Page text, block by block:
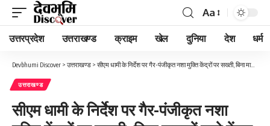
Font
Resizer
Aa
उत्तरप्रदेश उत्तराखण्ड क्राइम खेल दुनिया देश धर्म
Devbhumi Discover > उत्तराखण्ड > सीएम धामी के निर्देश पर गैर-पंजीकृत नशा मुक्ति केंद्रों पर सख्ती, बिना मानकों वाले केंद्र होंगे बंद
उत्तराखण्ड
सीएम धामी के निर्देश पर गैर-पंजीकृत नशा